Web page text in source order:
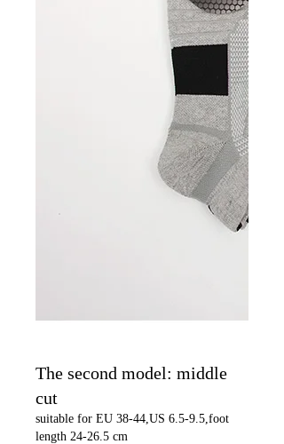
The second model: middle
cut
suitable for EU 38-44,US 6.5-9.5,foot
length 24-26.5 cm